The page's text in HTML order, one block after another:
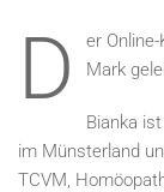
D
er
Mark
Bianka
im Münsterland
TCVM,